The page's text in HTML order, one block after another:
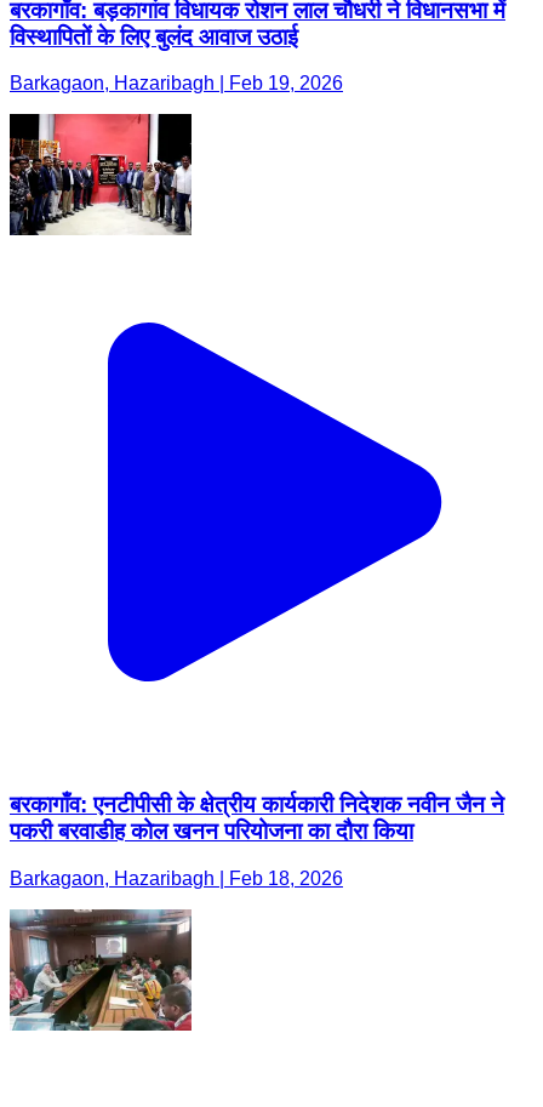
बरकागाँव: बड़कागांव विधायक रोशन लाल चौधरी ने विधानसभा में
विस्थापितों के लिए बुलंद आवाज उठाई
Barkagaon, Hazaribagh | Feb 19, 2026
बरकागाँव: एनटीपीसी के क्षेत्रीय कार्यकारी निदेशक नवीन जैन ने
पकरी बरवाडीह कोल खनन परियोजना का दौरा किया
Barkagaon, Hazaribagh | Feb 18, 2026